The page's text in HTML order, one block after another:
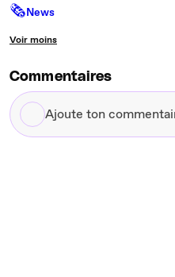
🗞News
Voir moins
Commentaires
Ajoute
ton